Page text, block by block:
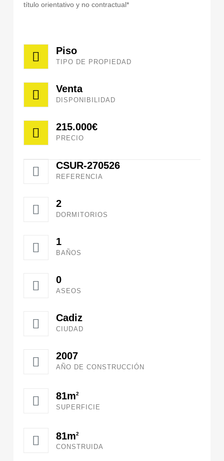
título orientativo y no contractual*
Piso
TIPO DE PROPIEDAD
Venta
DISPONIBILIDAD
215.000€
PRECIO
CSUR-270526
REFERENCIA
2
DORMITORIOS
1
BAÑOS
0
ASEOS
Cadiz
CIUDAD
2007
AÑO DE CONSTRUCCIÓN
81m2
SUPERFICIE
81m2
CONSTRUIDA